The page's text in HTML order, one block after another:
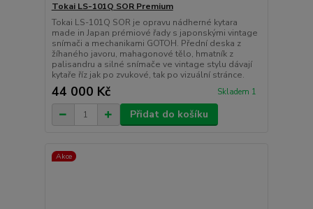
Tokai LS-101Q SOR Premium
Tokai LS-101Q SOR je opravu nádherné kytara
made in Japan prémiové řady s japonskými vintage
snímači a mechanikami GOTOH. Přední deska z
žíhaného javoru, mahagonové tělo, hmatník z
palisandru a silné snímače ve vintage stylu dávají
kytaře říz jak po zvukové, tak po vizuální stránce.
44 000 Kč Skladem 1
Přidat do košíku
Akce